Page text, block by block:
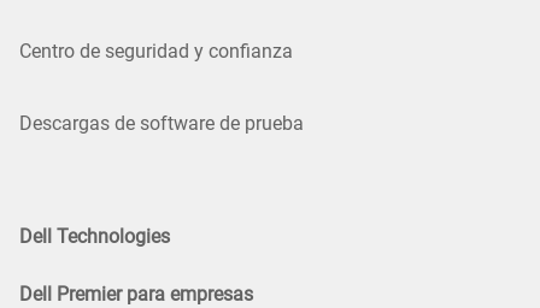
Centro de seguridad y confianza
Descargas de software de prueba
Dell Technologies
Dell Premier para empresas